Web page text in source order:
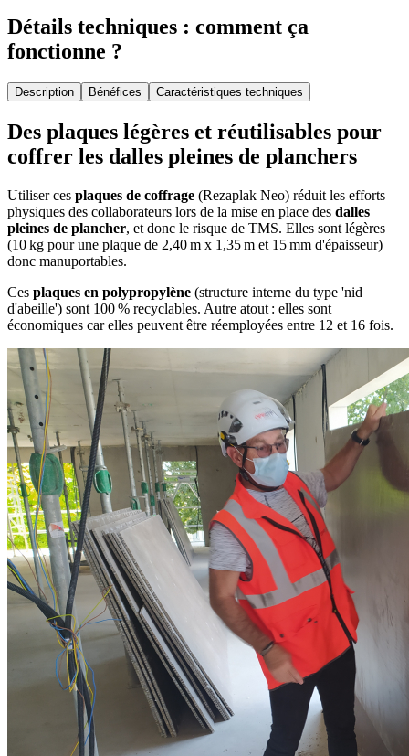
Détails techniques : comment ça
fonctionne ?
Description Bénéfices Caractéristiques techniques
Des plaques légères et réutilisables pour
coffrer les dalles pleines de planchers
Utiliser ces plaques de coffrage (Rezaplak Neo) réduit les efforts
physiques des collaborateurs lors de la mise en place des dalles
pleines de plancher, et donc le risque de TMS. Elles sont légères
(10 kg pour une plaque de 2,40 m x 1,35 m et 15 mm d'épaisseur)
donc manuportables.
Ces plaques en polypropylène (structure interne du type 'nid
d'abeille') sont 100 % recyclables. Autre atout : elles sont
économiques car elles peuvent être réemployées entre 12 et 16 fois.